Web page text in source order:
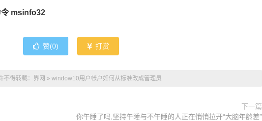
令 msinfo32
赞(0) 打赏
不得转载： 界网 » window10用户帐户如何从标准改成管理员
下一篇
你午睡了吗,坚持午睡与不午睡的人正在悄悄拉开“大脑年龄差”